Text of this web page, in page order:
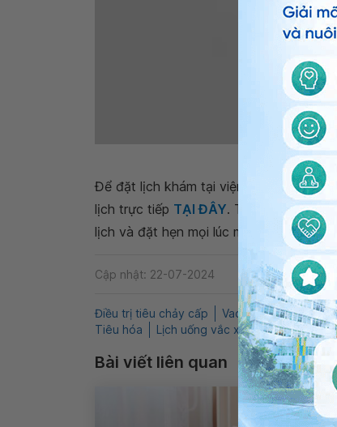
Thời điểm
Để đặt lịch khám tại viện, Quý khách
lịch trực tiếp TẠI ĐÂY. Tải và đặt lịch
lịch và đặt hẹn mọi lúc mọi nơi ngay
Cập nhật: 22-07-2024
Điều trị tiêu chảy cấp Vacxin Rota Tiêu
Tiêu hóa
Lịch uống vắc xin tiêu chảy cấp
Bài viết liên quan